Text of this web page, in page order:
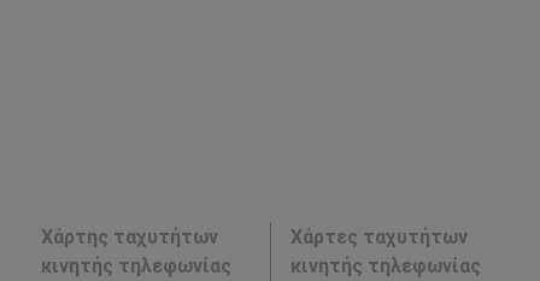
Χάρτης ταχυτήτων
κινητής τηλεφωνίας
Χάρτες ταχυτήτων
κινητής τηλεφωνίας